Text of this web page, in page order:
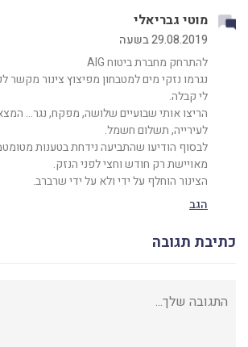
מוטי גבריאלי
29.08.2019 בשעה
להתרחק מחברת ביטוח AIG
נגרמו נזקי מים למטבחון מפיצוץ צינור מקשר
לי קבלה.
הריצו אותי שבועיים שלושה, מפקח, נגר…
לעירייה, תשלום חשמל.
לבסוף הודיעו שהתביעה נידחת בטענות
מאויישת רק חודש וחצי לפני הנזק.
הצינור הוחלף על ידי ולא על ידי שרברב.
הגב
כתיבת תגובה